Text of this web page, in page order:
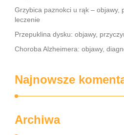
Grzybica paznokci u rąk – objawy,
leczenie
Przepuklina dysku: objawy,
Choroba Alzheimera: objawy,
Najnowsze
Archiwa